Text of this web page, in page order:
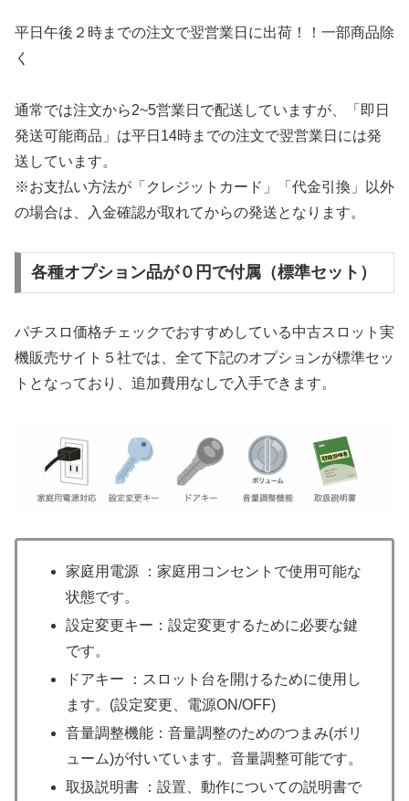
平日午後２時までの注文で翌営業日に出荷！！一部商品除
く
通常では注文から2~5営業日で配送していますが、「即日
発送可能商品」は平日14時までの注文で翌営業日には発
送しています。
※お支払い方法が「クレジットカード」「代金引換」以外
の場合は、入金確認が取れてからの発送となります。
各種オプション品が０円で付属（標準セット）
パチスロ価格チェックでおすすめしている中古スロット実
機販売サイト５社では、全て下記のオプションが標準セッ
トとなっており、追加費用なしで入手できます。
家庭用電源 ：家庭用コンセントで使用可能な
状態です。
設定変更キー：設定変更するために必要な鍵
です。
ドアキー ：スロット台を開けるために使用し
ます。(設定変更、電源ON/OFF)
音量調整機能：音量調整のためのつまみ(ボリ
ューム)が付いています。音量調整可能です。
取扱説明書 ：設置、動作についての説明書で